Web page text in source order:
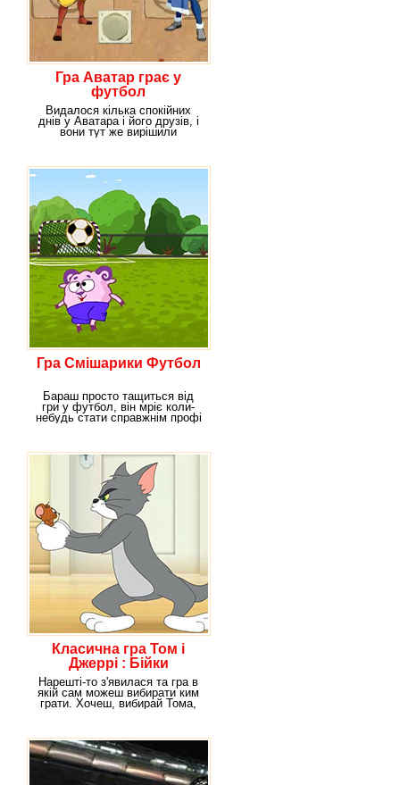
Гра Аватар грає у
футбол
Видалося кілька спокійних
днів у Аватара і його друзів, і
вони тут же вирішили
Гра Смішарики Футбол
Бараш просто тащиться від
гри у футбол, він мріє коли-
небудь стати справжнім профі
Класична гра Том і
Джеррі : Бійки
Нарешті-то з'явилася та гра в
якій сам можеш вибирати ким
грати. Хочеш, вибирай Тома,